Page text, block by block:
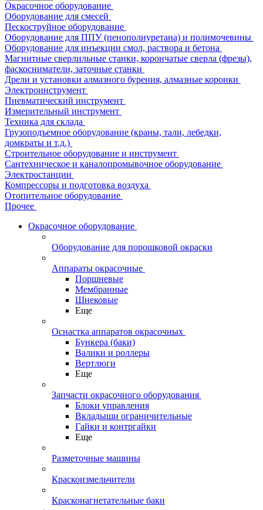
Окрасочное оборудование
Оборудование для смесей
Пескоструйное оборудование
Оборудование для ППУ (пенополиуретана) и полимочевины
Оборудование для инъекции смол, раствора и бетона
Магнитные сверлильные станки, корончатые сверла (фрезы),
фаскосниматели, заточные станки
Дрели и установки алмазного бурения, алмазные коронки
Электроинструмент
Пневматический инструмент
Измерительный инструмент
Техника для склада
Грузоподъемное оборудование (краны, тали, лебедки,
домкраты и т.д.)
Строительное оборудование и инструмент
Сантехническое и каналопромывочное оборудование
Электростанции
Компрессоры и подготовка воздуха
Отопительное оборудование
Прочее
Окрасочное оборудование
Оборудование для порошковой окраски
Аппараты окрасочные
Поршневые
Мембранные
Шнековые
Еще
Оснастка аппаратов окрасочных
Бункера (баки)
Валики и роллеры
Вертлюги
Еще
Запчасти окрасочного оборудования
Блоки управления
Вкладыши ограничительные
Гайки и контргайки
Еще
Разметочные машины
Краскоизмельчители
Красконагнетательные баки